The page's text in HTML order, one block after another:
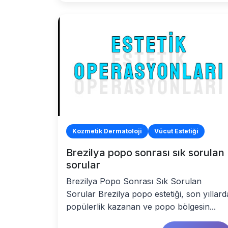
Kozmetik Dermatoloji Vücut Estetiği
Brezilya popo sonrası sık sorulan
sorular
Brezilya Popo Sonrası Sık Sorulan
Sorular Brezilya popo estetiği, son
popülerlik kazanan ve popo bölgesin...